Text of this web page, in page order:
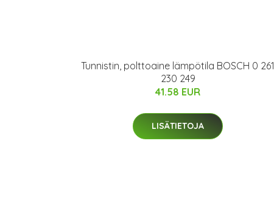
Tunnistin, polttoaine lämpötila BOSCH 0 261
230 249
41.58 EUR
LISÄTIETOJA